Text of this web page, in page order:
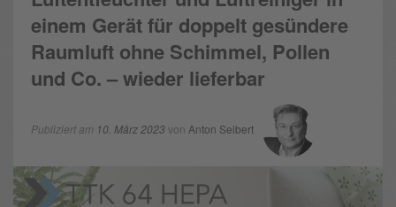
einem Gerät für doppelt gesündere
Raumluft ohne Schimmel, Pollen
und Co. – wieder lieferbar
Publiziert am 10. März 2023von Anton Seibert